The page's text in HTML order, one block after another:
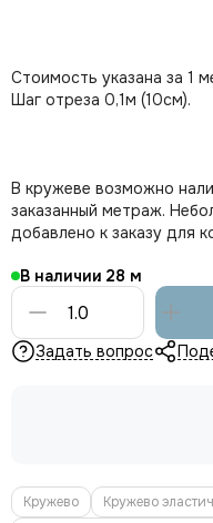
Стоимость указана за 1
Шаг отреза 0,1м (10см).
В кружеве возможно
заказанный метраж.
добавлено к заказу для
В наличии 28
Задать вопрос
Кружево Кружево